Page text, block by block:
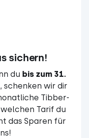
sichern!
du bis zum 31.
schenken wir dir
Tibber-
Tarif du
das Sparen für